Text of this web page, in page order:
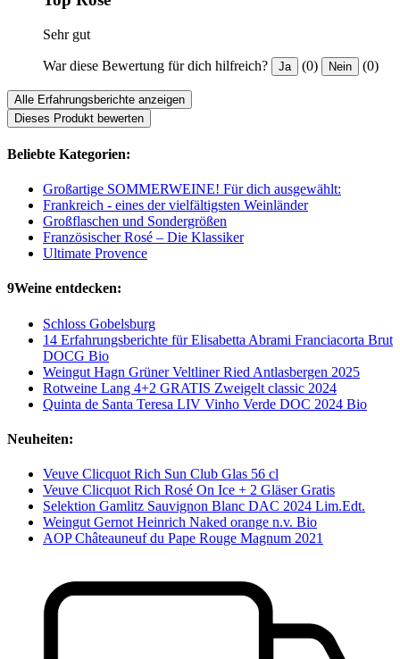
Sehr gut
War diese Bewertung für dich hilfreich? Ja (0) Nein (0)
Alle Erfahrungsberichte anzeigen
Dieses Produkt bewerten
Beliebte Kategorien:
Großartige SOMMERWEINE! Für dich ausgewählt:
Frankreich - eines der vielfältigsten Weinländer
Großflaschen und Sondergrößen
Französischer Rosé – Die Klassiker
Ultimate Provence
9Weine entdecken:
Schloss Gobelsburg
14 Erfahrungsberichte für Elisabetta Abrami Franciacorta Brut
DOCG Bio
Weingut Hagn Grüner Veltliner Ried Antlasbergen 2025
Rotweine Lang 4+2 GRATIS Zweigelt classic 2024
Quinta de Santa Teresa LIV Vinho Verde DOC 2024 Bio
Neuheiten:
Veuve Clicquot Rich Sun Club Glas 56 cl
Veuve Clicquot Rich Rosé On Ice + 2 Gläser Gratis
Selektion Gamlitz Sauvignon Blanc DAC 2024 Lim.Edt.
Weingut Gernot Heinrich Naked orange n.v. Bio
AOP Châteauneuf du Pape Rouge Magnum 2021